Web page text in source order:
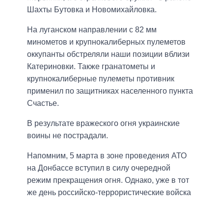
Шахты Бутовка и Новомихайловка.
На луганском направлении с 82 мм
минометов и крупнокалиберных пулеметов
оккупанты обстреляли наши позиции вблизи
Катериновки. Также гранатометы и
крупнокалиберные пулеметы противник
применил по защитниках населенного пункта
Счастье.
В результате вражеского огня украинские
воины не пострадали.
Напомним, 5 марта в зоне проведения АТО
на Донбассе вступил в силу очередной
режим прекращения огня. Однако, уже в тот
же день российско-террористические войска